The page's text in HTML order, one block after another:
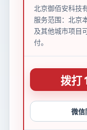
北京御佰安科技
服务范围：北京
及其他城市项目
付。
拨打
微信